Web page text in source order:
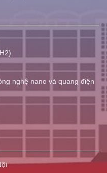
nghệ nano và quang điện